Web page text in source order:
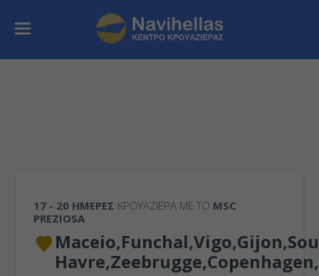
17 - 20 ΗΜΈΡΕΣ ΚΡΟΥΑΖΙΕΡΑ ΜΕ ΤΟ MSC
PREZIOSA